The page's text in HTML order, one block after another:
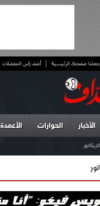
إجعلنا صفحتك الرئيسية أضف إلى المفضلات
الأخبار الحوارات الأعمدة